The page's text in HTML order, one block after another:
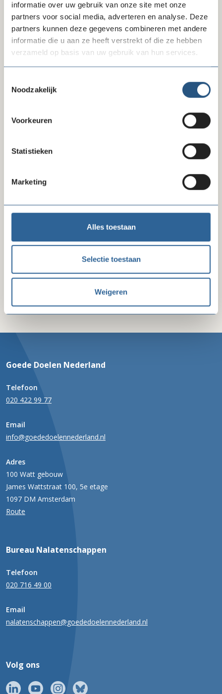
informatie over uw gebruik van onze site met onze
partners voor social media, adverteren en analyse. Deze
partners kunnen deze gegevens combineren met andere
informatie die u aan ze heeft verstrekt of die ze hebben
verzameld op basis van uw gebruik van hun services.
Noodzakelijk
Voorkeuren
Statistieken
Marketing
Alles toestaan
Selectie toestaan
Weigeren
Delen Delen via LinkedIn
Delen via Facebook
vincentiusvereniging.nl/
secretariaat@vincentiusvereniging.nl
Goede Doelen Nederland
Telefoon
020 422 99 77
Email
info@goededoelennederland.nl
Adres
100 Watt gebouw
James Wattstraat 100, 5e etage
1097 DM Amsterdam
Route
Bureau Nalatenschappen
Telefoon
020 716 49 00
Email
nalatenschappen@goededoelennederland.nl
Volg ons